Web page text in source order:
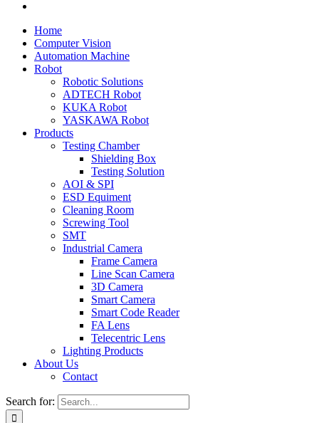
Home
Computer Vision
Automation Machine
Robot
Robotic Solutions
ADTECH Robot
KUKA Robot
YASKAWA Robot
Products
Testing Chamber
Shielding Box
Testing Solution
AOI & SPI
ESD Equiment
Cleaning Room
Screwing Tool
SMT
Industrial Camera
Frame Camera
Line Scan Camera
3D Camera
Smart Camera
Smart Code Reader
FA Lens
Telecentric Lens
Lighting Products
About Us
Contact
Search for: